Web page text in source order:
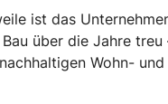
ist das
über die Jahre
Wohn-